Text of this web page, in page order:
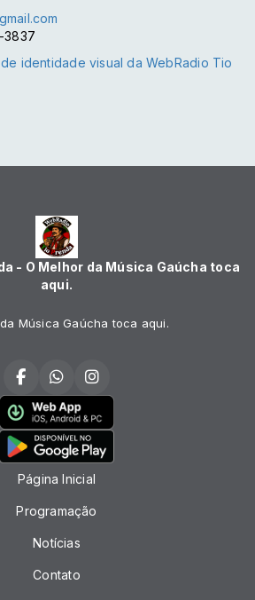
3837
identidade visual da WebRadio Tio
- O Melhor da Música Gaúcha toca
aqui.
Música Gaúcha toca aqui.
Página Inicial
Programação
Notícias
Contato